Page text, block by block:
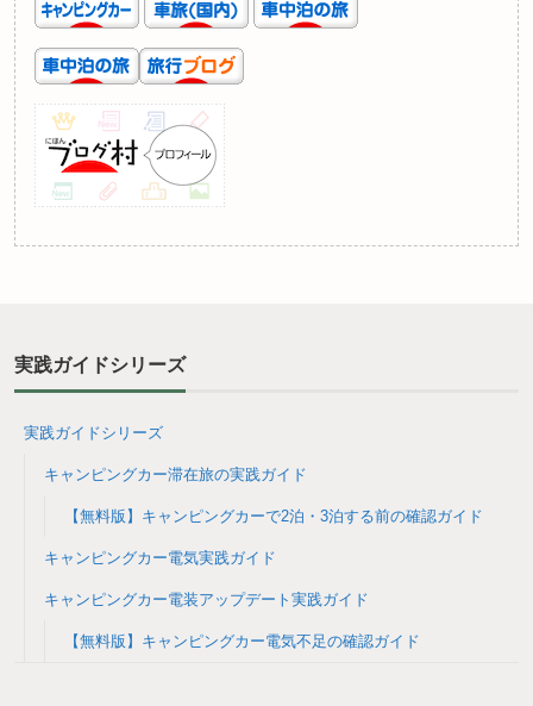
実践ガイドシリーズ
実践ガイドシリーズ
キャンピングカー滞在旅の実践ガイド
【無料版】キャンピングカーで2泊・3泊する前の確認ガイド
キャンピングカー電気実践ガイド
キャンピングカー電装アップデート実践ガイド
【無料版】キャンピングカー電気不足の確認ガイド